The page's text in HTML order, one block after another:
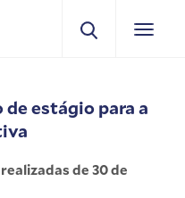
estágio para a
de 30 de